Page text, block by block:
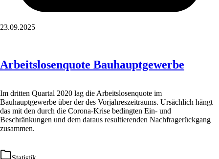
23.09.2025
Arbeitslosenquote Bauhauptgewerbe
Im dritten Quartal 2020 lag die Arbeitslosenquote im
Bauhauptgewerbe über der des Vorjahreszeitraums. Ursächlich hängt
das mit den durch die Corona-Krise bedingten Ein- und
Beschränkungen und dem daraus resultierenden Nachfragerückgang
zusammen.